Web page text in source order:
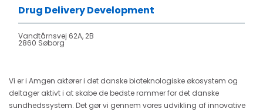
Drug Delivery Development
Vandtårnsvej 62A, 2B
2860 Søborg
Vi er i Amgen aktører i det danske bioteknologiske økosystem og
deltager aktivt i at skabe de bedste rammer for det danske
sundhedssystem. Det gør vi gennem vores udvikling af innovative